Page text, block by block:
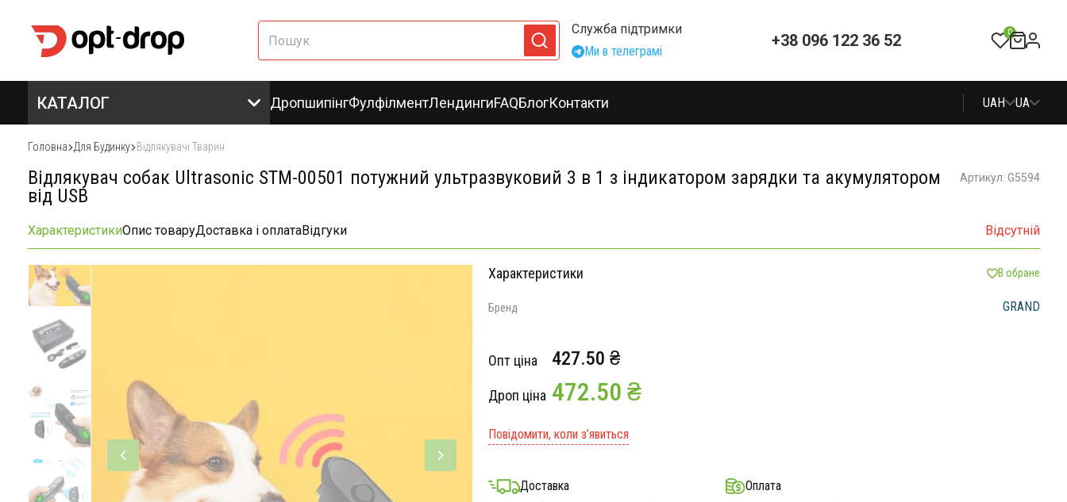
Служба підтримки
Ми в телеграмі
+38 096 122 36 52 0
КАТАЛОГ ДропшипінгФулфілментЛендингиFAQБлогКонтакти UAH UA
Головна Для Будинку Відлякувачі Тварин
Відлякувач собак Ultrasonic STM-00501 потужний ультразвуковий 3 в 1 з індикатором зарядки та акумулятором
від USB
Артикул: G5594
ХарактеристикиОпис товаруДоставка і оплатаВідгуки Відсутній
Характеристики В обране
Бренд GRAND
Опт ціна 427.50 ₴
Дроп ціна 472.50 ₴
Повідомити, коли з’явиться
Доставка Оплата